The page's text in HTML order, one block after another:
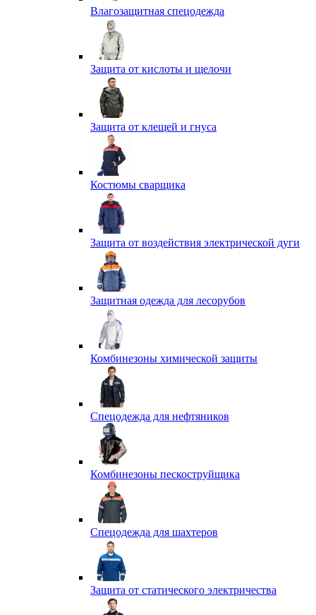
Влагозащитная спецодежда
Защита от кислоты и щелочи
Защита от клещей и гнуса
Костюмы сварщика
Защита от воздействия электрической дуги
Защитная одежда для лесорубов
Комбинезоны химической защиты
Спецодежда для нефтяников
Комбинезоны пескоструйщика
Спецодежда для шахтеров
Защита от статического электричества